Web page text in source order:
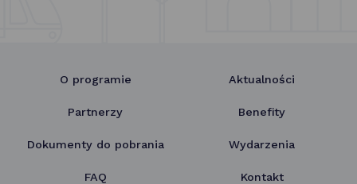
O programie Aktualności
Partnerzy Benefity
Dokumenty do pobrania Wydarzenia
FAQ Kontakt